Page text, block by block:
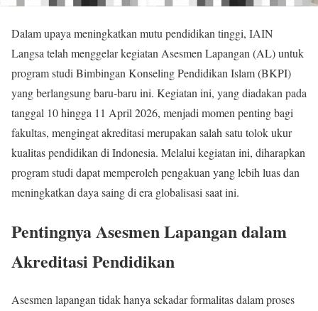
Dalam upaya meningkatkan mutu pendidikan tinggi, IAIN
Langsa telah menggelar kegiatan Asesmen Lapangan (AL) untuk
program studi Bimbingan Konseling Pendidikan Islam (BKPI)
yang berlangsung baru-baru ini. Kegiatan ini, yang diadakan pada
tanggal 10 hingga 11 April 2026, menjadi momen penting bagi
fakultas, mengingat akreditasi merupakan salah satu tolok ukur
kualitas pendidikan di Indonesia. Melalui kegiatan ini, diharapkan
program studi dapat memperoleh pengakuan yang lebih luas dan
meningkatkan daya saing di era globalisasi saat ini.
Pentingnya Asesmen Lapangan dalam
Akreditasi Pendidikan
Asesmen lapangan tidak hanya sekadar formalitas dalam proses